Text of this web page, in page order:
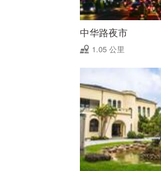
中华路夜市
1.05 公里